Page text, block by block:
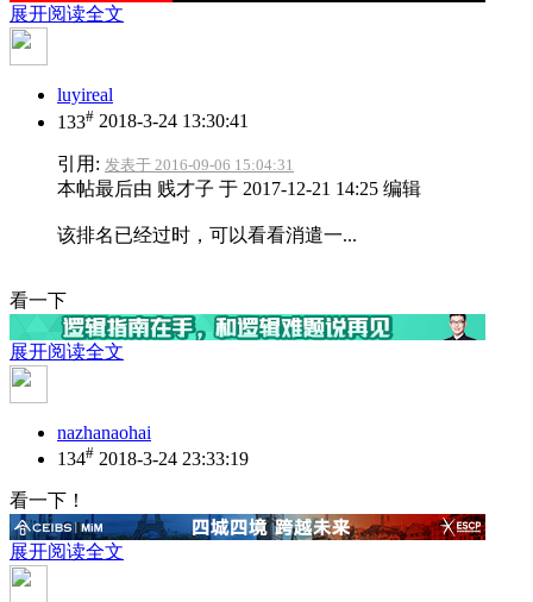
展开阅读全文
luyireal
133# 2018-3-24 13:30:41
引用: 发表于 2016-09-06 15:04:31
本帖最后由 贱才子 于 2017-12-21 14:25 编辑
该排名已经过时，可以看看消遣一...
看一下
展开阅读全文
nazhanaohai
134# 2018-3-24 23:33:19
看一下！
展开阅读全文